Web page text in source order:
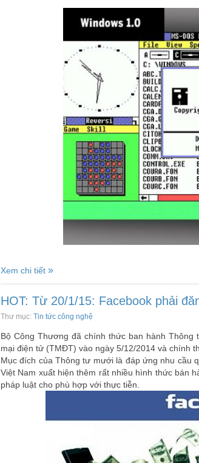
Xem chi tiết
HOT: Từ 20/1/15: Facebook phải
Thư mục: Tin tức công nghệ
Bộ Công Thương đã chính thức ban hành Thông
mại điện tử (TMĐT) vào ngày 5/12/2014 và chính
Mục đích của Thông tư mưới là đáp ứng nhu cầu
Việt Nam xuất hiện thêm rất nhiều hình thức bán
pháp luật cho phù hợp với thực tiễn.